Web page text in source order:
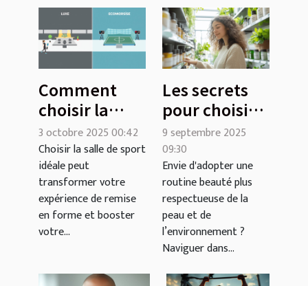
Comment
choisir la
meilleure
salle de sport
pour vos
besoins ?
3 octobre 2025 00:42
Choisir la salle de sport
idéale peut
transformer votre
expérience de remise
en forme et booster
votre...
Les secrets
pour choisir
ses
cosmétiques
bio sans se
tromper ?
9 septembre 2025
09:30
Envie d'adopter une
routine beauté plus
respectueuse de la
peau et de
l’environnement ?
Naviguer dans...